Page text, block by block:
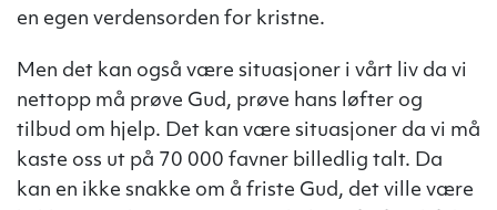
en egen verdensorden for kristne.
Men det kan også være situasjoner i vårt liv da vi
nettopp må prøve Gud, prøve hans løfter og
tilbud om hjelp. Det kan være situasjoner da vi må
kaste oss ut på 70 000 favner billedlig talt. Da
kan en ikke snakke om å friste Gud, det ville være